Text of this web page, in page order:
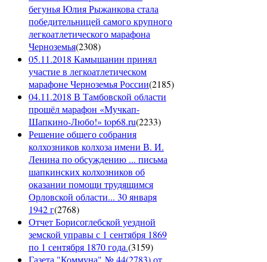
бегунья Юлия Рыжанкова стала
победительницей самого крупного
легкоатлетического марафона
Черноземья(2308)
05.11.2018 Камышанин принял
участие в легкоатлетическом
марафоне Черноземья России(2185)
04.11.2018 В Тамбовской области
прошёл марафон «Мучкап-
Шапкино-Любо!» top68.ru(2233)
Решение общего собрания
колхозников колхоза имени В. И.
Ленина по обсуждению ... письма
шапкинских колхозников об
оказании помощи трудящимся
Орловской области... 30 января
1942 г(2768)
Отчет Борисоглебской уездной
земской управы с 1 сентября 1869
по 1 сентября 1870 года.(3159)